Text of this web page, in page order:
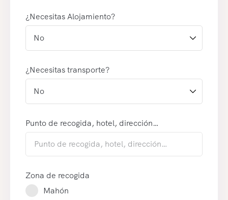
¿Necesitas Alojamiento?
¿Necesitas transporte?
Punto de recogida, hotel, dirección…
Zona de recogida
Mahón